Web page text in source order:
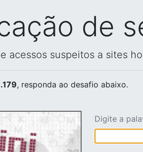
de
acessos suspeitos a sites
, responda ao desafio abaixo.
Digite a